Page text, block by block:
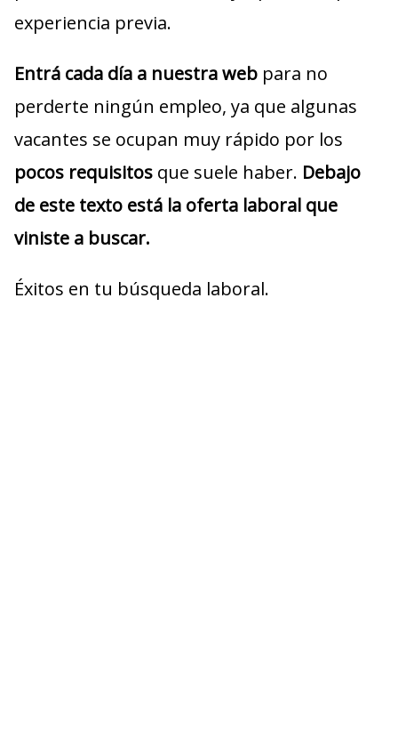
experiencia previa.
Entrá cada día a nuestra web para no
perderte ningún empleo, ya que algunas
vacantes se ocupan muy rápido por los
pocos requisitos que suele haber. Debajo
de este texto está la oferta laboral que
viniste a buscar.
Éxitos en tu búsqueda laboral.